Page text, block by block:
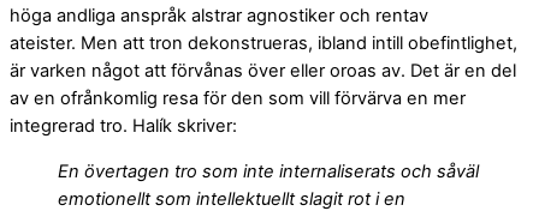
höga andliga anspråk alstrar agnostiker och rentav
ateister. Men att tron dekonstrueras, ibland intill obefintlighet,
är varken något att förvånas över eller oroas av. Det är en del
av en ofrånkomlig resa för den som vill förvärva en mer
integrerad tro. Halík skriver:
En övertagen tro som inte internaliserats och såväl
emotionellt som intellektuellt slagit rot i en